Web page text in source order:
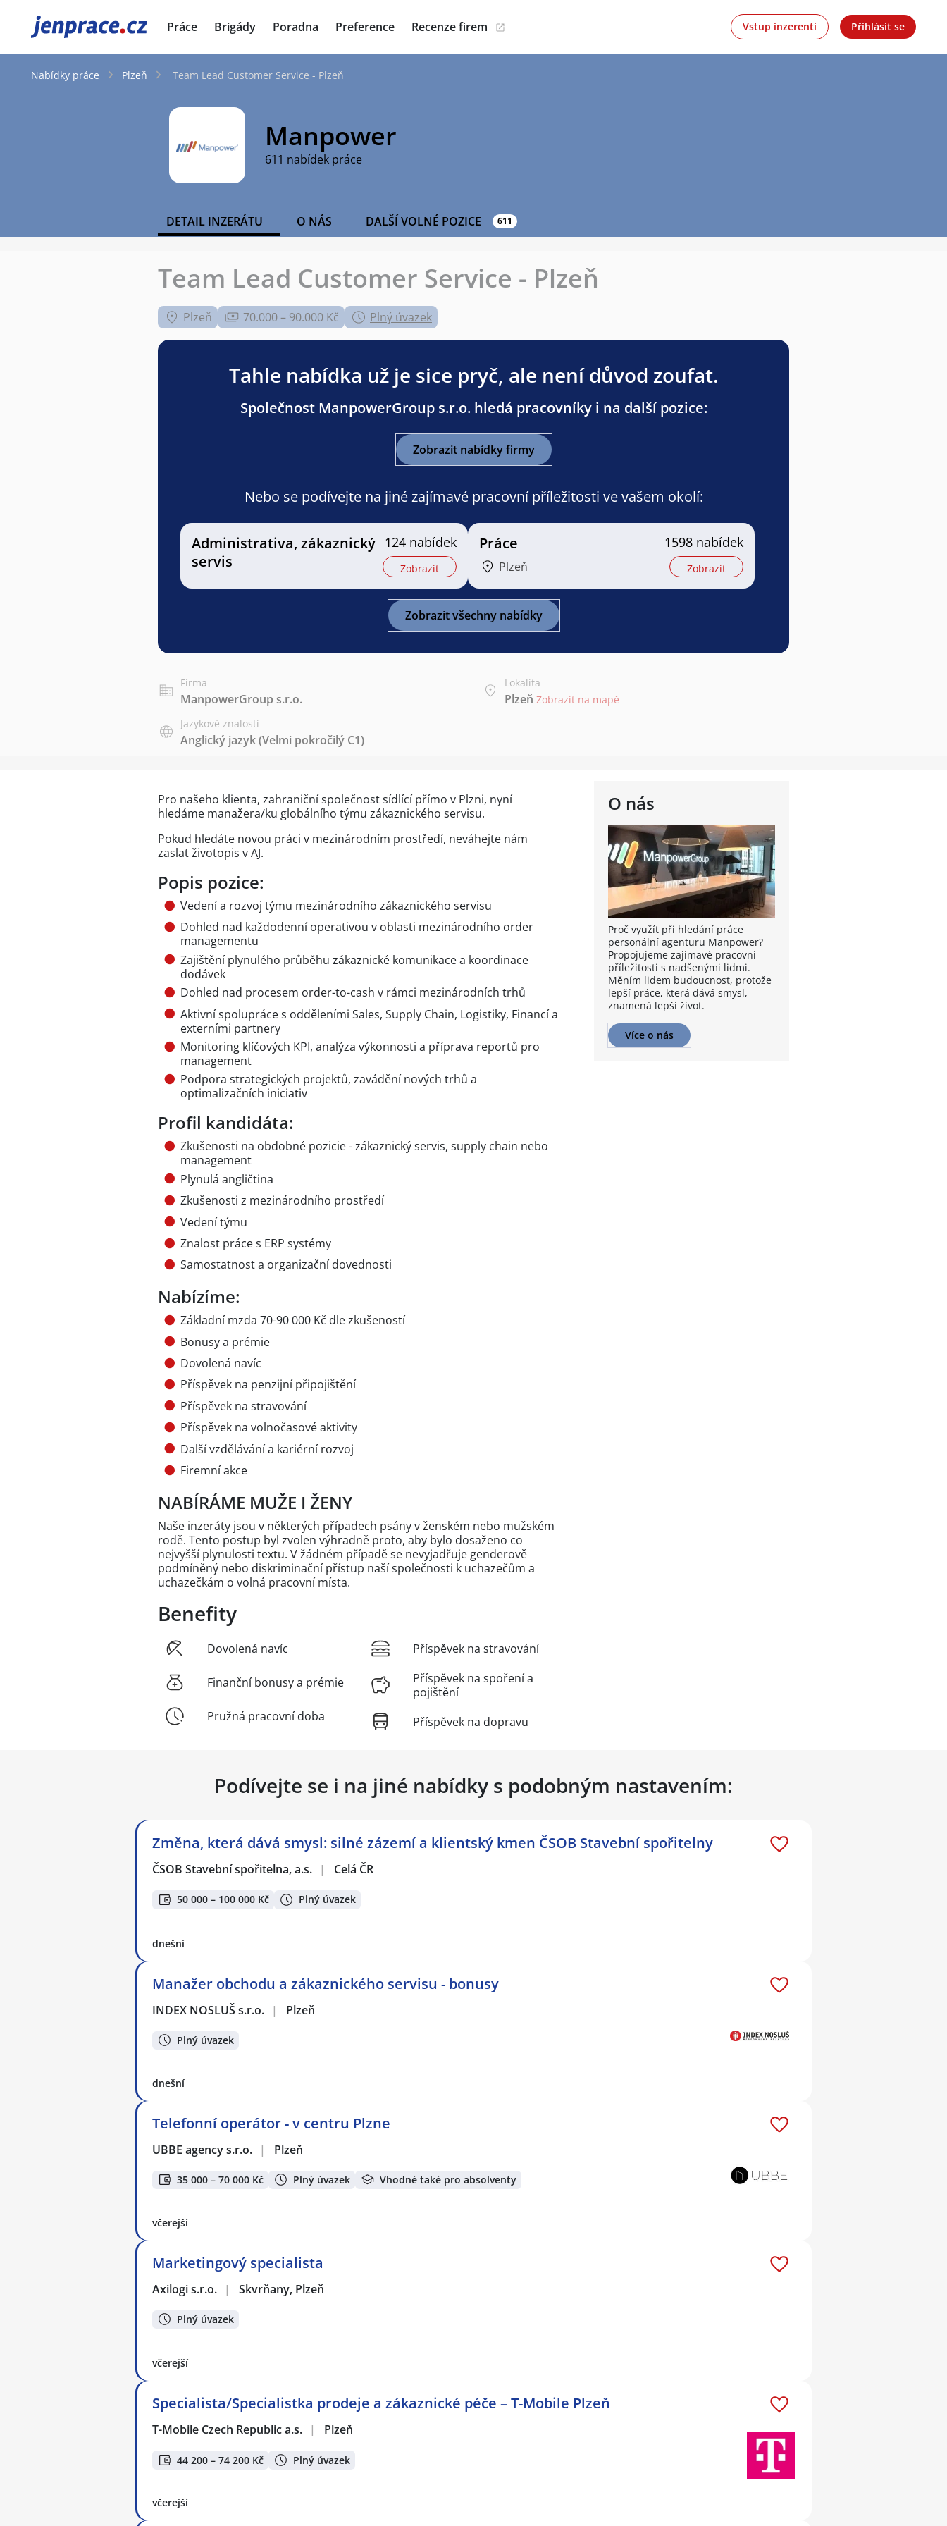
JenPráce.cz Práce Brigády Poradna Preference Recenze firem Vstup inzerenti Přihlásit se
Nabídky práce Plzeň Team Lead Customer Service - Plzeň
Manpower
611 nabídek práce
DETAIL INZERÁTU O NÁS DALŠÍ VOLNÉ POZICE 611
Team Lead Customer Service - Plzeň
Plzeň 70.000 – 90.000 Kč Plný úvazek
Tahle nabídka už je sice pryč, ale není důvod zoufat.
Společnost ManpowerGroup s.r.o. hledá pracovníky i na další pozice:
Zobrazit nabídky firmy
Nebo se podívejte na jiné zajímavé pracovní příležitosti ve vašem okolí:
Administrativa, zákaznický
servis
124 nabídek
Zobrazit
Práce
Plzeň
1598 nabídek
Zobrazit
Zobrazit všechny nabídky
Firma
ManpowerGroup s.r.o.
Lokalita
Plzeň Zobrazit na mapě
Jazykové znalosti
Anglický jazyk(Velmi pokročilý C1)
O nás
Proč využít při hledání práce
personální agenturu Manpower?
Propojujeme zajímavé pracovní
příležitosti s nadšenými lidmi.
Měním lidem budoucnost, protože
lepší práce, která dává smysl,
znamená lepší život.
Více o nás
Pro našeho klienta, zahraniční společnost sídlící přímo v Plzni, nyní
hledáme manažera/ku globálního týmu zákaznického servisu.
Pokud hledáte novou práci v mezinárodním prostředí, neváhejte nám
zaslat životopis v AJ.
Popis pozice:
Vedení a rozvoj týmu mezinárodního zákaznického servisu
Dohled nad každodenní operativou v oblasti mezinárodního order
managementu
Zajištění plynulého průběhu zákaznické komunikace a koordinace
dodávek
Dohled nad procesem order-to-cash v rámci mezinárodních trhů
Aktivní spolupráce s odděleními Sales, Supply Chain, Logistiky, Financí a
externími partnery
Monitoring klíčových KPI, analýza výkonnosti a příprava reportů pro
management
Podpora strategických projektů, zavádění nových trhů a
optimalizačních iniciativ
Profil kandidáta:
Zkušenosti na obdobné pozicie - zákaznický servis, supply chain nebo
management
Plynulá angličtina
Zkušenosti z mezinárodního prostředí
Vedení týmu
Znalost práce s ERP systémy
Samostatnost a organizační dovednosti
Nabízíme:
Základní mzda 70-90 000 Kč dle zkušeností
Bonusy a prémie
Dovolená navíc
Příspěvek na penzijní připojištění
Příspěvek na stravování
Příspěvek na volnočasové aktivity
Další vzdělávání a kariérní rozvoj
Firemní akce
NABÍRÁME MUŽE I ŽENY
Naše inzeráty jsou v některých případech psány v ženském nebo mužském
rodě. Tento postup byl zvolen výhradně proto, aby bylo dosaženo co
nejvyšší plynulosti textu. V žádném případě se nevyjadřuje genderově
podmíněný nebo diskriminační přístup naší společnosti k uchazečům a
uchazečkám o volná pracovní místa.
Benefity
Dovolená navíc
Finanční bonusy a prémie
Pružná pracovní doba
Příspěvek na stravování
Příspěvek na spoření a
pojištění
Příspěvek na dopravu
Podívejte se i na jiné nabídky s podobným nastavením:
Změna, která dává smysl: silné zázemí a klientský kmen ČSOB Stavební spořitelny
ČSOB Stavební spořitelna, a.s. | Celá ČR
50 000 – 100 000 Kč Plný úvazek
dnešní
Manažer obchodu a zákaznického servisu - bonusy
INDEX NOSLUŠ s.r.o. | Plzeň
Plný úvazek
dnešní
Telefonní operátor - v centru Plzne
UBBE agency s.r.o. | Plzeň
35 000 – 70 000 Kč Plný úvazek Vhodné také pro absolventy
včerejší
Marketingový specialista
Axilogi s.r.o. | Skvrňany, Plzeň
Plný úvazek
včerejší
Specialista/Specialistka prodeje a zákaznické péče – T-Mobile Plzeň
T-Mobile Czech Republic a.s. | Plzeň
44 200 – 74 200 Kč Plný úvazek
včerejší